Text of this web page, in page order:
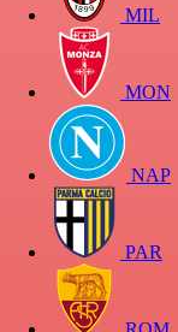
MIL
MON
NAP
PAR